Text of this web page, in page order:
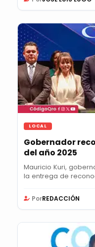
LOCAL
Gobernador
del año 2025
Mauricio Kuri,
la entrega de
PorREDACCIÓN